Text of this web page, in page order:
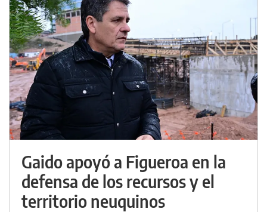
Gaido apoyó a Figueroa en la
defensa de los recursos y el
territorio neuquinos